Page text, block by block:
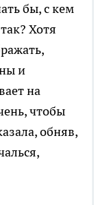
бы, с кем
Хотя
и
на
чтобы
обняв,